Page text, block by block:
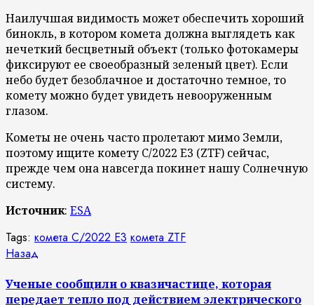
Наилучшая видимость может обеспечить хороший
бинокль, в котором комета должна выглядеть как
нечеткий бесцветный объект (только фотокамеры
фиксируют ее своеобразный зеленый цвет). Если
небо будет безоблачное и достаточно темное, то
комету можно будет увидеть невооруженным
глазом.
Кометы не очень часто пролетают мимо Земли,
поэтому ищите комету C/2022 E3 (ZTF) сейчас,
прежде чем она навсегда покинет нашу Солнечную
систему.
Источник: ESA
Tags: комета C/2022 E3 комета ZTF
Продолжить
чтение
Назад
Ученые сообщили о квазичастице, которая
передает тепло под действием электрического